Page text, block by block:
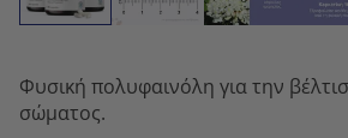
Φυσική πολυφαινόλη για την
σώματος.